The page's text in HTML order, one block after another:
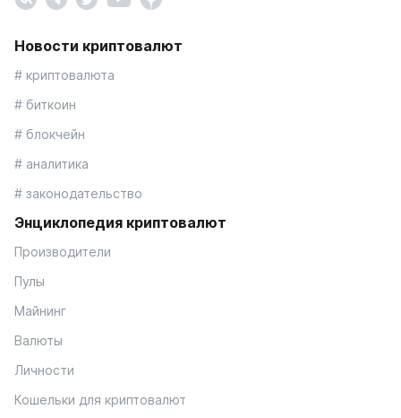
Новости криптовалют
# криптовалюта
# биткоин
# блокчейн
# аналитика
# законодательство
Энциклопедия криптовалют
Производители
Пулы
Майнинг
Валюты
Личности
Кошельки для криптовалют